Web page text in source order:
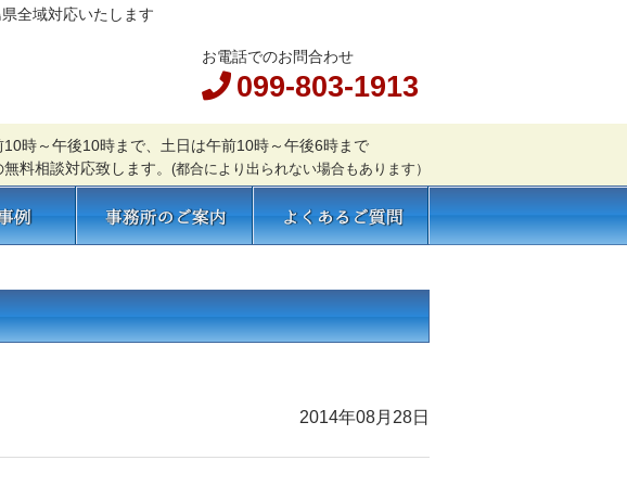
全域対応いたします
お電話でのお問合わせ
099-803-1913
10時～午後10時まで、土日は午前10時～午後6時まで
料相談対応致します。 (都合により出られない場合もあります）
2014年08月28日